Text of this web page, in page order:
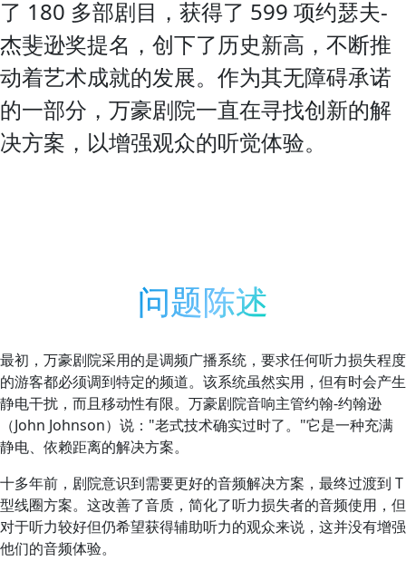
了 180 多部剧目，获得了 599 项约瑟夫-
杰斐逊奖提名，创下了历史新高，不断推
动着艺术成就的发展。作为其无障碍承诺
的一部分，万豪剧院一直在寻找创新的解
决方案，以增强观众的听觉体验。
问题陈述
最初，万豪剧院采用的是调频广播系统，要求任何听力损失程度
的游客都必须调到特定的频道。该系统虽然实用，但有时会产生
静电干扰，而且移动性有限。万豪剧院音响主管约翰-约翰逊
（John Johnson）说："老式技术确实过时了。"它是一种充满
静电、依赖距离的解决方案。
十多年前，剧院意识到需要更好的音频解决方案，最终过渡到 T
型线圈方案。这改善了音质，简化了听力损失者的音频使用，但
对于听力较好但仍希望获得辅助听力的观众来说，这并没有增强
他们的音频体验。